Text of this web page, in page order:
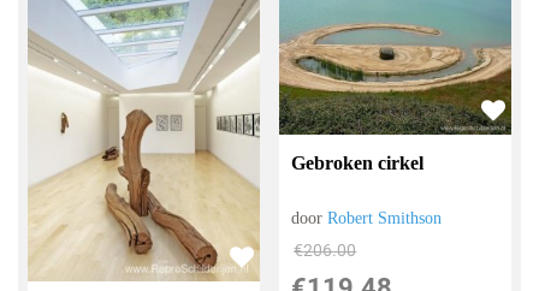
Gebroken cirkel
doorRobert Smithson
€206.00